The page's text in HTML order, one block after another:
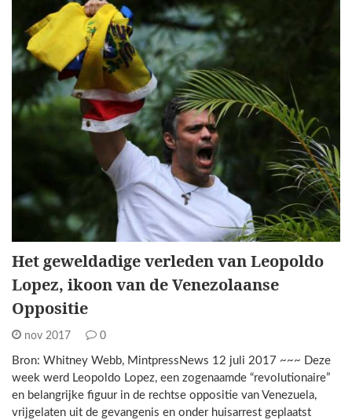
Het geweldadige verleden van Leopoldo
Lopez, ikoon van de Venezolaanse
Oppositie
nov 2017 0
Bron: Whitney Webb, MintpressNews 12 juli 2017 ~~~ Deze
week werd Leopoldo Lopez, een zogenaamde “revolutionaire”
en belangrijke figuur in de rechtse oppositie van Venezuela,
vrijgelaten uit de gevangenis en onder huisarrest geplaatst